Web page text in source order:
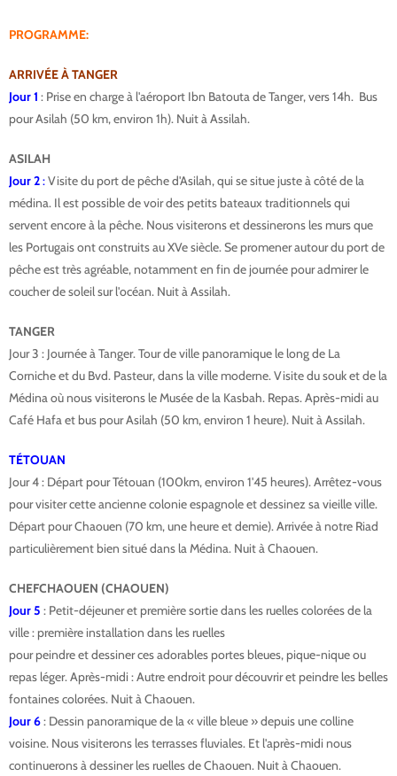
PROGRAMME:
ARRIVÉE À TANGER
Jour 1 : Prise en charge à l'aéroport Ibn Batouta de Tanger, vers 14h. Bus
pour Asilah (50 km, environ 1h). Nuit à Assilah.
ASILAH
Jour 2:Visite du port de pêche d'Asilah, qui se situe juste à côté de la
médina. Il est possible de voir des petits bateaux traditionnels qui
servent encore à la pêche. Nous visiterons et dessinerons les murs que
les Portugais ont construits au XVe siècle. Se promener autour du port de
pêche est très agréable, notamment en fin de journée pour admirer le
coucher de soleil sur l'océan. Nuit à Assilah.
TANGER
Jour 3 : Journée à Tanger. Tour de ville panoramique le long de La
Corniche et du Bvd. Pasteur, dans la ville moderne. Visite du souk et de la
Médina où nous visiterons le Musée de la Kasbah. Repas. Après-midi au
Café Hafa et bus pour Asilah (50 km, environ 1 heure). Nuit à Assilah.
TÉTOUAN
Jour 4 : Départ pour Tétouan (100km, environ 1'45 heures). Arrêtez-vous
pour visiter cette ancienne colonie espagnole et dessinez sa vieille ville.
Départ pour Chaouen (70 km, une heure et demie). Arrivée à notre Riad
particulièrement bien situé dans la Médina. Nuit à Chaouen.
CHEFCHAOUEN (CHAOUEN)
Jour 5 : Petit-déjeuner et première sortie dans les ruelles colorées de la
ville : première installation dans les ruelles
pour peindre et dessiner ces adorables portes bleues, pique-nique ou
repas léger. Après-midi : Autre endroit pour découvrir et peindre les belles
fontaines colorées. Nuit à Chaouen.
Jour 6: Dessin panoramique de la « ville bleue » depuis une colline
voisine. Nous visiterons les terrasses fluviales. Et l'après-midi nous
continuerons à dessiner les ruelles de Chaouen. Nuit à Chaouen.